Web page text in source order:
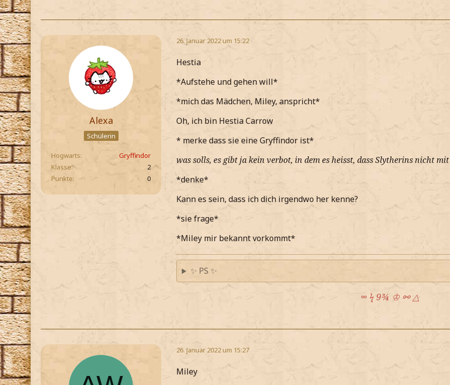
Alexa
Schülerin
Hogwarts
Gryffindor
Klasse
2
Punkte
0
26. Januar 2022 um 15:22
Hestia
*Aufstehe und gehen will*
*mich das Mädchen, Miley, anspricht*
Oh, ich bin Hestia Carrow
* merke dass sie eine Gryffindor ist*
was solls, es gibt ja kein verbot, in dem es heisst, dass Slytherins nicht
*denke*
Kann es sein, dass ich dich irgendwo her kenne?
*sie frage*
*Miley mir bekannt vorkommt*
✨ PS ✨
∞ ϟ 9¾ ♔ ⚯ △
26. Januar 2022 um 15:27
Miley